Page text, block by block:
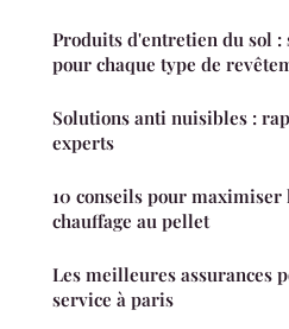
Produits d'entretien du sol :
pour chaque type de
Solutions anti nuisibles :
experts
10 conseils pour
chauffage au pellet
Les meilleures assurances
service à paris